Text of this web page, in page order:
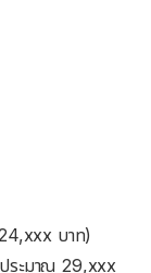
บาท)
ระมาณ 29,xxx